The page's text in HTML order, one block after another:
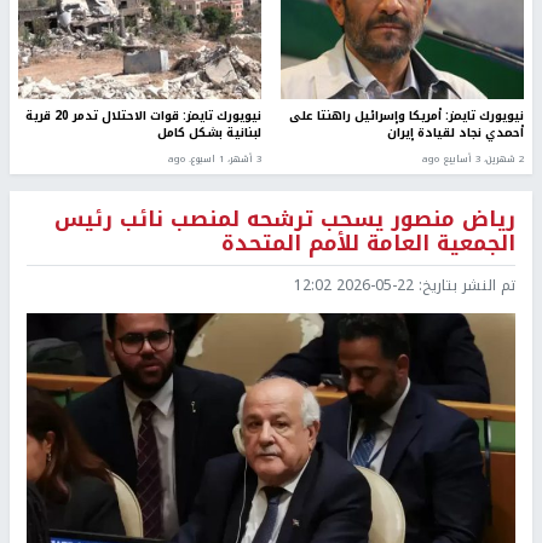
نيويورك تايمز: أمريكا وإسرائيل راهنتا على
أحمدي نجاد لقيادة إيران
2 شهرين، 3 أسابيع ago
نيويورك تايمز: قوات الاحتلال تدمر 20 قرية
لبنانية بشكل كامل
3 أشهر، 1 اسبوع. ago
رياض منصور يسحب ترشحه لمنصب نائب رئيس
الجمعية العامة للأمم المتحدة
تم النشر بتاريخ: 2026-05-22 12:02